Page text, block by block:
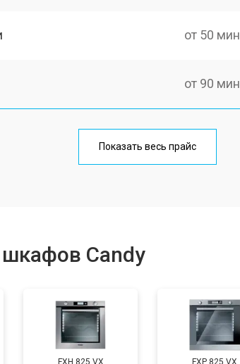
от 50 мин
от 90 мин
от 60 мин
Показать весь прайс
Candy
FXH 825 VX FXP 825 VX